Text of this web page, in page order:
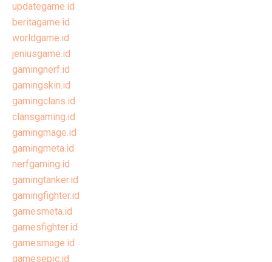
updategame.id
beritagame.id
worldgame.id
jeniusgame.id
gamingnerf.id
gamingskin.id
gamingclans.id
clansgaming.id
gamingmage.id
gamingmeta.id
nerfgaming.id
gamingtanker.id
gamingfighter.id
gamesmeta.id
gamesfighter.id
gamesmage.id
gamesepic.id